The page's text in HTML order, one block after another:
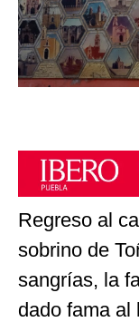
Regreso al
sobrino de
sangrías, la
dado fama al